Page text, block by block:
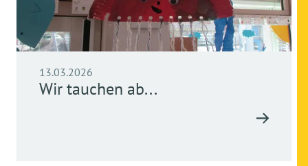
13.03.2026
Wir tauchen ab...